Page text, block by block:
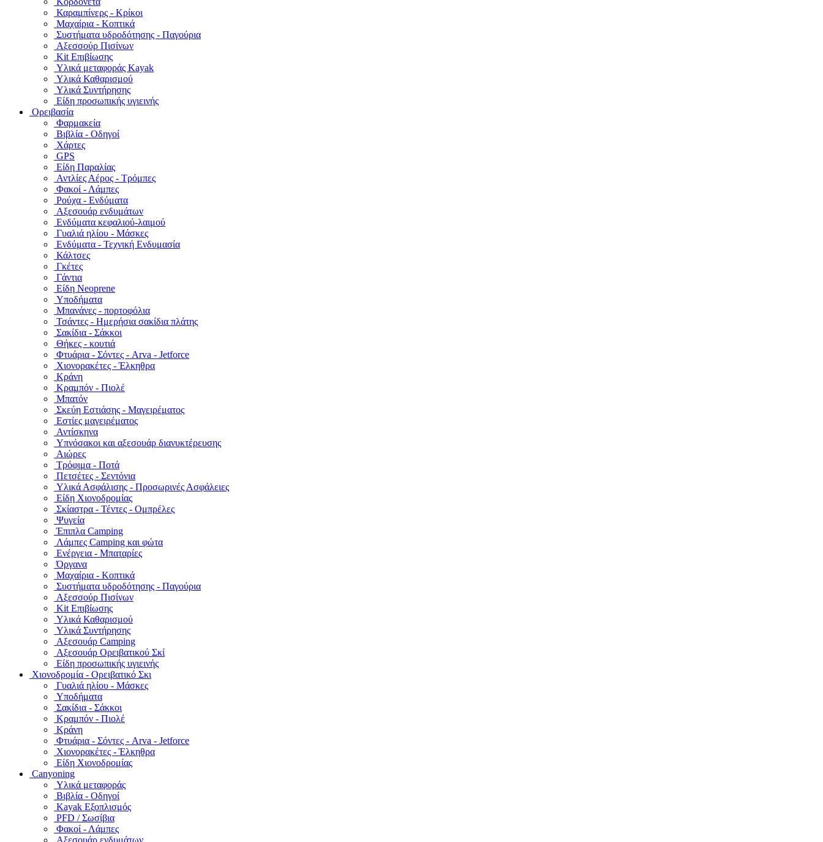
Καραμπίνερς - Κρίκοι
Μαχαίρια - Κοπτικά
Συστήματα υδροδότησης - Παγούρια
Αξεσσούρ Πισίνων
Kit Επιβίωσης
Υλικά μεταφοράς Kayak
Υλικά Καθαρισμού
Υλικά Συντήρησης
Είδη προσωπικής υγιεινής
Ορειβασία
Φαρμακεία
Βιβλία - Οδηγοί
Χάρτες
GPS
Είδη Παραλίας
Αντλίες Αέρος - Τρόμπες
Φακοί - Λάμπες
Ρούχα - Ενδύματα
Αξεσουάρ ενδυμάτων
Ενδύματα κεφαλιού-λαιμού
Γυαλιά ηλίου - Μάσκες
Ενδύματα - Τεχνική Ενδυμασία
Κάλτσες
Γκέτες
Γάντια
Είδη Neoprene
Υποδήματα
Μπανάνες - πορτοφόλια
Τσάντες - Ημερήσια σακίδια πλάτης
Σακίδια - Σάκκοι
Θήκες - κουτιά
Φτυάρια - Σόντες - Arva - Jetforce
Χιονορακέτες - Έλκηθρα
Κράνη
Κραμπόν - Πιολέ
Μπατόν
Σκεύη Εστιάσης - Μαγειρέματος
Εστίες μαγειρέματος
Αντίσκηνα
Υπνόσακοι και αξεσουάρ διανυκτέρευσης
Αιώρες
Τρόφιμα - Ποτά
Πετσέτες - Σεντόνια
Υλικά Ασφάλισης - Προσωρινές Ασφάλειες
Είδη Χιονοδρομίας
Σκίαστρα - Τέντες - Ομπρέλες
Ψυγεία
Έπιπλα Camping
Λάμπες Camping και φώτα
Ενέργεια - Μπαταρίες
Όργανα
Μαχαίρια - Κοπτικά
Συστήματα υδροδότησης - Παγούρια
Αξεσσούρ Πισίνων
Kit Επιβίωσης
Υλικά Καθαρισμού
Υλικά Συντήρησης
Αξεσουάρ Camping
Αξεσουάρ Ορειβατικού Σκί
Είδη προσωπικής υγιεινής
Χιονοδρομία - Ορειβατικό Σκι
Γυαλιά ηλίου - Μάσκες
Υποδήματα
Σακίδια - Σάκκοι
Κραμπόν - Πιολέ
Κράνη
Φτυάρια - Σόντες - Arva - Jetforce
Χιονορακέτες - Έλκηθρα
Είδη Χιονοδρομίας
Canyoning
Υλικά μεταφοράς
Βιβλία - Οδηγοί
Kayak Εξοπλισμός
PFD / Σωσίβια
Φακοί - Λάμπες
Αξεσουάρ ενδυμάτων